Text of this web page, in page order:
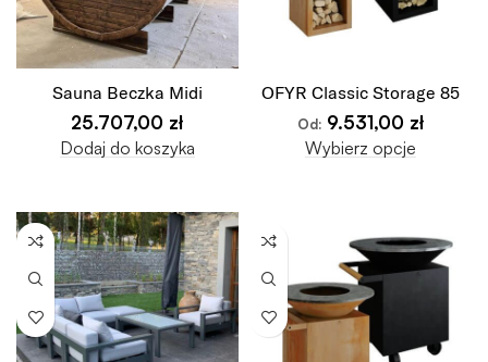
Sauna Beczka Midi
25.707,00 zł
Dodaj do koszyka
OFYR Classic Storage 85
Od: 9.531,00 zł
Wybierz opcje